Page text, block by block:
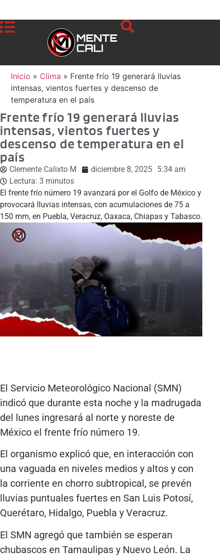
Inicio » Clima » Frente frío 19 generará lluvias
intensas, vientos fuertes y descenso de
temperatura en el país
Frente frío 19 generará lluvias
intensas, vientos fuertes y
descenso de temperatura en el
país
Clemente Calixto M diciembre 8, 2025 5:34 am
Lectura: 3 minutos
El frente frío número 19 avanzará por el Golfo de México y
provocará lluvias intensas, con acumulaciones de 75 a
150 mm, en Puebla, Veracruz, Oaxaca, Chiapas y Tabasco.
El Servicio Meteorológico Nacional (SMN)
indicó que durante esta noche y la madrugada
del lunes ingresará al norte y noreste de
México el frente frío número 19.
El organismo explicó que, en interacción con
una vaguada en niveles medios y altos y con
la corriente en chorro subtropical, se prevén
lluvias puntuales fuertes en San Luis Potosí,
Querétaro, Hidalgo, Puebla y Veracruz.
El SMN agregó que también se esperan
chubascos en Tamaulipas y Nuevo León. La